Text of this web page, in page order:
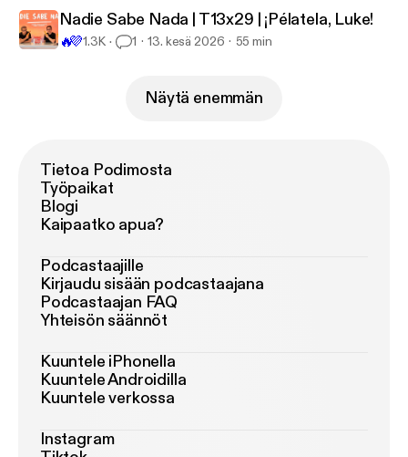
Nadie Sabe Nada | T13x29 | ¡Pélatela, Luke!
🔥💜1.3K 1 13. kesä 2026 55 min
Näytä enemmän
Tietoa Podimosta
Työpaikat
Blogi
Kaipaatko apua?
Podcastaajille
Kirjaudu sisään podcastaajana
Podcastaajan FAQ
Yhteisön säännöt
Kuuntele iPhonella
Kuuntele Androidilla
Kuuntele verkossa
Instagram